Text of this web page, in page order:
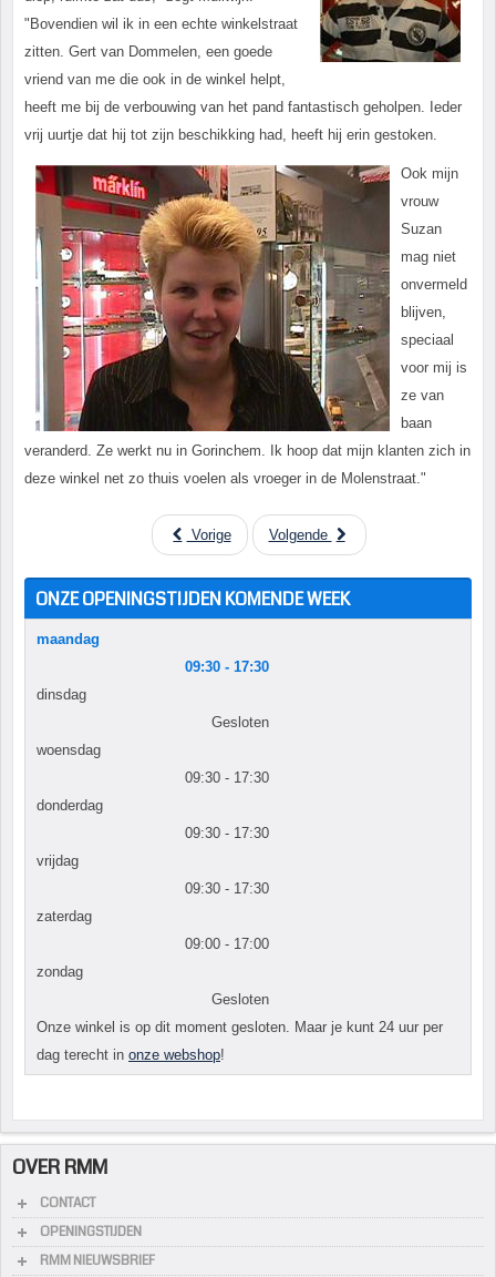
"Bovendien wil ik in een echte winkelstraat
zitten. Gert van Dommelen, een goede
vriend van me die ook in de winkel helpt,
heeft me bij de verbouwing van het pand fantastisch geholpen. Ieder
vrij uurtje dat hij tot zijn beschikking had, heeft hij erin gestoken.
Ook mijn
vrouw
Suzan
mag niet
onvermeld
blijven,
speciaal
voor mij is
ze van
baan
veranderd. Ze werkt nu in Gorinchem. Ik hoop dat mijn klanten zich in
deze winkel net zo thuis voelen als vroeger in de Molenstraat."
Vorige Volgende
ONZE OPENINGSTIJDEN KOMENDE WEEK
maandag
09:30 - 17:30
dinsdag
Gesloten
woensdag
09:30 - 17:30
donderdag
09:30 - 17:30
vrijdag
09:30 - 17:30
zaterdag
09:00 - 17:00
zondag
Gesloten
Onze winkel is op dit moment gesloten. Maar je kunt 24 uur per
dag terecht in onze webshop!
OVER RMM
CONTACT
OPENINGSTIJDEN
RMM NIEUWSBRIEF